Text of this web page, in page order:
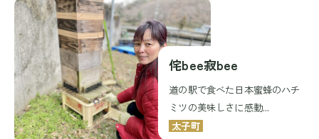
侘bee寂bee
道の駅で食べた日本蜜蜂のハチ
ミツの美味しさに感動...
太子町